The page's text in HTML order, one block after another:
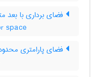
فضای برداری با بعد
space
فضای پارامتری